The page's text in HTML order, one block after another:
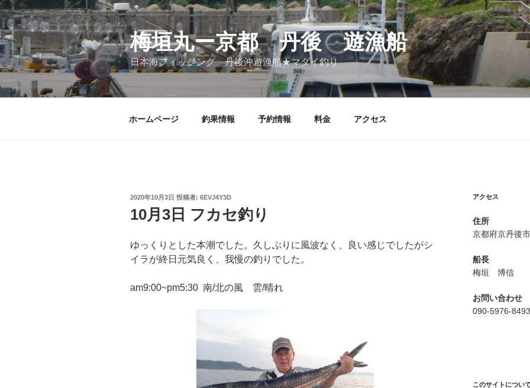
コ
ン
テ
ン
ツ
ス
梅垣丸ー京都 丹後 遊漁船
日本海フィッシング 丹後沖遊漁船★マダイ釣り
ホームページ 釣果情報 予約情報 料金 アクセス
投
2020年10月3日 投稿者: 6EVJ4Y3D
10月3日 フカセ釣り
ゆっくりとした本潮でした。久しぶりに風波なく、良い感じでしたがシ
イラが終日元気良く、我慢の釣りでした。
am9:00~pm5:30 南/北の風 雲/晴れ
アクセス
住所
京都府京丹後
船長
梅垣 博信
お問い合わせ
090-5976-8493
このサイトについて